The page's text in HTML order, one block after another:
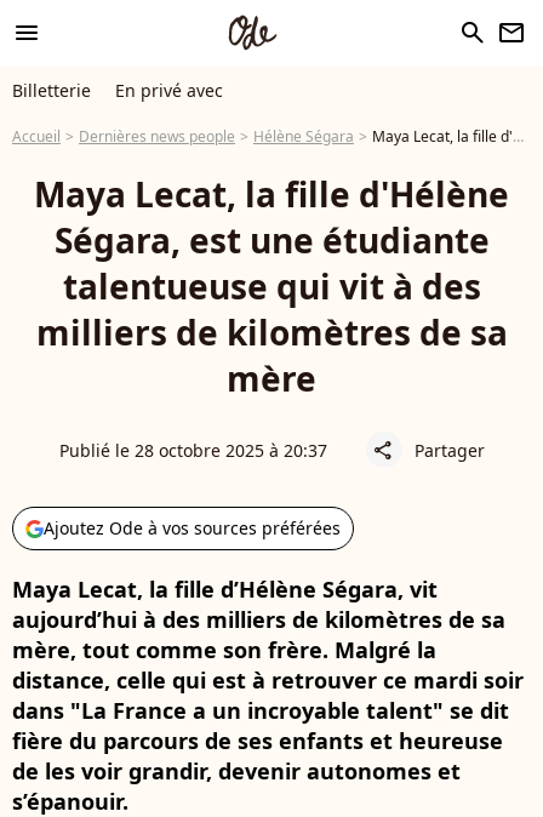
menu search newsletter
Billetterie En privé avec
Accueil Dernières news people Hélène Ségara Maya Lecat, la fille d'Hélène Ségara, est une étudiante talentueuse qui vit à des milliers de kilomètres de sa mère
Maya Lecat, la fille d'Hélène
Ségara, est une étudiante
talentueuse qui vit à des
milliers de kilomètres de sa
mère
Publié le 28 octobre 2025 à 20:37 share Partager
Ajoutez Ode à vos sources préférées
Maya Lecat, la fille d’Hélène Ségara, vit
aujourd’hui à des milliers de kilomètres de sa
mère, tout comme son frère. Malgré la
distance, celle qui est à retrouver ce mardi soir
dans "La France a un incroyable talent" se dit
fière du parcours de ses enfants et heureuse
de les voir grandir, devenir autonomes et
s’épanouir.